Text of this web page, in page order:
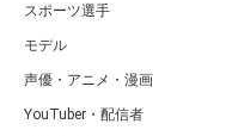
スポーツ選手
モデル
声優・アニメ・漫画
YouTuber・配信者